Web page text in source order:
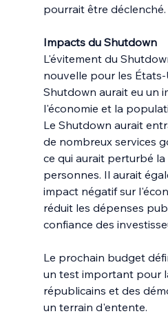
pourrait être déclenché.
Impacts du Shutdown
L'évitement du
nouvelle pour les États-
Shutdown aurait eu un
l'économie et la
Le Shutdown aurait
de nombreux services
ce qui aurait perturbé
personnes. Il aurait
impact négatif sur
réduit les dépenses
confiance des
Le prochain budget
un test important pour
républicains et des
un terrain d'entente.